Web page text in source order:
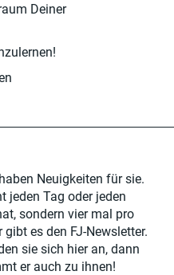
Deiner
Neuigkeiten für sie.
jeden Tag oder jeden
sondern vier mal pro
gibt es den FJ-Newsletter.
sie sich hier an, dann
er auch zu ihnen!